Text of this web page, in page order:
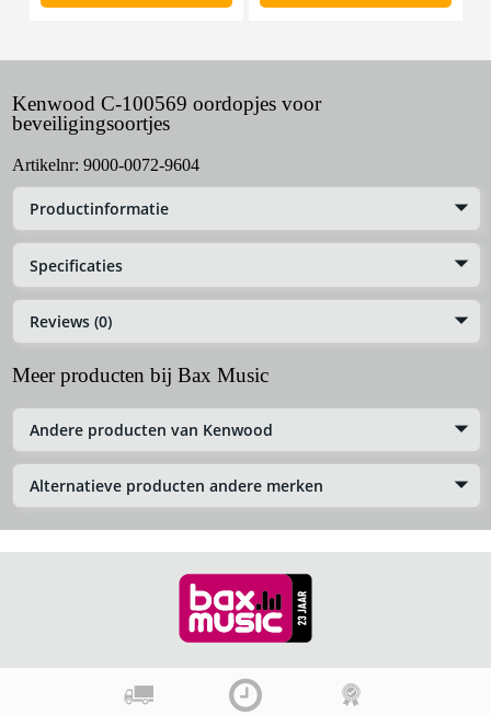
Kenwood C-100569 oordopjes voor
beveiligingsoortjes
Artikelnr: 9000-0072-9604
Productinformatie
Specificaties
Reviews (0)
Meer producten bij Bax Music
Andere producten van Kenwood
Alternatieve producten andere merken